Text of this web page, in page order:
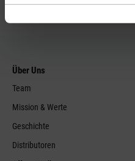
Über Uns
Team
Mission & Werte
Geschichte
Distributoren